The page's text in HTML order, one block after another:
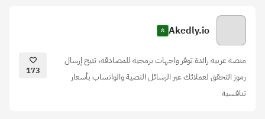
Akedly.io
منصة عربية رائدة توفر واجهات برمجية للمصادقة، تتيح إرسال
رموز التحقق لعملائك عبر الرسائل النصية والواتساب بأسعار
تنافسية
173